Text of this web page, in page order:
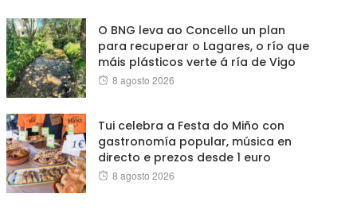
O BNG leva ao Concello un plan
para recuperar o Lagares, o río que
máis plásticos verte á ría de Vigo
Posted
8 agosto 2026
Tui celebra a Festa do Miño con
gastronomía popular, música en
directo e prezos desde 1 euro
Posted
8 agosto 2026